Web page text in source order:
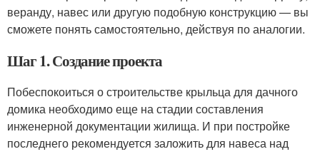
веранду, навес или другую подобную конструкцию — вы
сможете понять самостоятельно, действуя по аналогии.
Шаг 1. Создание проекта
Побеспокоиться о строительстве крыльца для дачного
домика необходимо еще на стадии составления
инженерной документации жилища. И при постройке
последнего рекомендуется заложить для навеса над